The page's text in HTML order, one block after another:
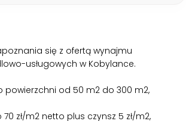
się z ofertą wynajmu
usługowych w Kobylance.
powierzchni od 50 m2 do 300 m2,
zł/m2 netto plus czynsz 5 zł/m2,